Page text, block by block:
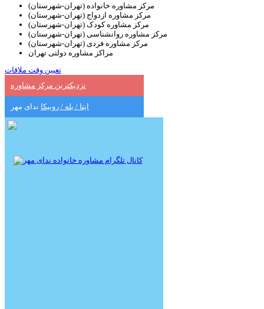
مرکز مشاوره خانواده (تهران-شهرستان)
مرکز مشاوره ازدواج (تهران-شهرستان)
مرکز مشاوره کودک (تهران-شهرستان)
مرکز مشاوره روانشناسی (تهران-شهرستان)
مرکز مشاوره فردی (تهران-شهرستان)
مراکز مشاوره دولتی تهران
تعیین وقت ملاقات
نزدیکترین مرکز مشاوره
ایتا / بله / روبیکا ندای مهر